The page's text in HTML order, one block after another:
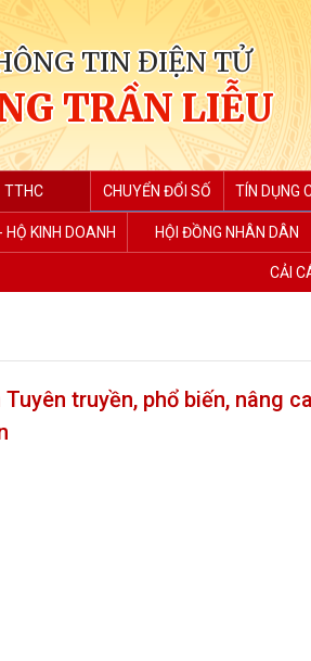
TIN ĐIỆN TỬ
TRẦN LIỄU
TTHC CHUYỂN ĐỔI SỐ TÍN DỤNG
KINH DOANH HỘI ĐỒNG NHÂN DÂN
CẢI
Tuyên truyền, phổ biến, nâng